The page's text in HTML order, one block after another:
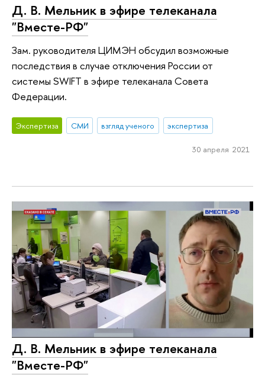
Д. В. Мельник в эфире телеканала
"Вместе-РФ"
Зам. руководителя ЦИМЭН обсудил возможные
последствия в случае отключения России от
системы SWIFT в эфире телеканала Совета
Федерации.
Экспертиза СМИ взгляд ученого экспертиза
30 апреля 2021
Д. В. Мельник в эфире телеканала
"Вместе-РФ"